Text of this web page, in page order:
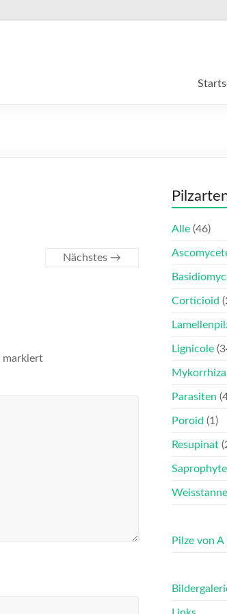
Nächstes →
markiert
Alle (46)
Corticioid
Lignicole
Mykorrhiza
Parasiten
Poroid (1)
Resupinat
Weisstanne
Pilze von A